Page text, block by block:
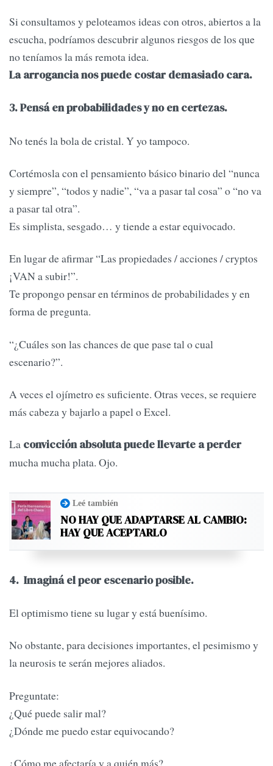
Si consultamos y peloteamos ideas con otros, abiertos a la
escucha, podríamos descubrir algunos riesgos de los que
no teníamos la más remota idea.
La arrogancia nos puede costar demasiado cara.
3. Pensá en probabilidades y no en certezas.
No tenés la bola de cristal. Y yo tampoco.
Cortémosla con el pensamiento básico binario del “nunca
y siempre”, “todos y nadie”, “va a pasar tal cosa” o “no va
a pasar tal otra”.
Es simplista, sesgado… y tiende a estar equivocado.
En lugar de afirmar “Las propiedades / acciones / cryptos
¡VAN a subir!”.
Te propongo pensar en términos de probabilidades y en
forma de pregunta.
“¿Cuáles son las chances de que pase tal o cual
escenario?”.
A veces el ojímetro es suficiente. Otras veces, se requiere
más cabeza y bajarlo a papel o Excel.
La convicción absoluta puede llevarte a perder
mucha mucha plata. Ojo.
Leé también
NO HAY QUE ADAPTARSE AL CAMBIO:
HAY QUE ACEPTARLO
4. Imaginá el peor escenario posible.
El optimismo tiene su lugar y está buenísimo.
No obstante, para decisiones importantes, el pesimismo y
la neurosis te serán mejores aliados.
Preguntate:
¿Qué puede salir mal?
¿Dónde me puedo estar equivocando?
¿Cómo me afectaría y a quién más?